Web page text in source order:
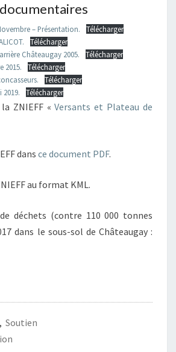
– Présentation.
Télécharger
Télécharger
Châteaugay 2005.
Télécharger
2015.
Télécharger
Télécharger
2019.
Télécharger
ZNIEFF «Versants et Plateau de
dans ce document PDF.
au format KML.
déchets (contre 110 000 tonnes
dans le sous-sol de Châteaugay :
, Soutien